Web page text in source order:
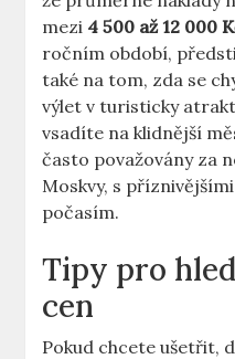
mezi 4 500 až 12 000
ročním období,
také na tom, zda se
výlet v turisticky
vsadíte na klidnější
často považovány za
Moskvy, s
počasím.
Tipy pro
cen
Pokud chcete ušetřit,